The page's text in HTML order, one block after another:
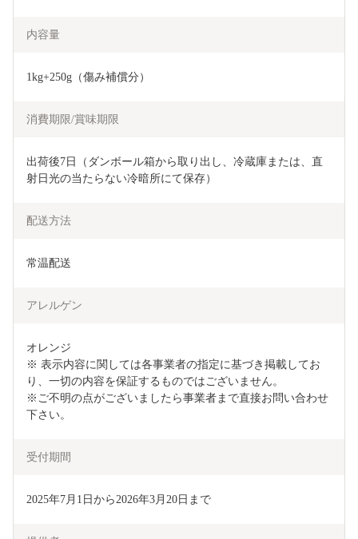
内容量
1kg+250g（傷み補償分）
消費期限/賞味期限
出荷後7日（ダンボール箱から取り出し、冷蔵庫または、直
射日光の当たらない冷暗所にて保存）
配送方法
常温配送
アレルゲン
オレンジ
※ 表示内容に関しては各事業者の指定に基づき掲載してお
り、一切の内容を保証するものではございません。
※ご不明の点がございましたら事業者まで直接お問い合わせ
下さい。
受付期間
2025年7月1日から2026年3月20日まで